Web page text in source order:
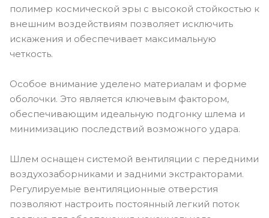
полимер космической эры с высокой стойкостью к
внешним воздействиям позволяет исключить
искажения и обеспечивает максимальную
четкость.
Особое внимание уделено материалам и форме
оболочки. Это является ключевым фактором,
обеспечивающим идеальную подгонку шлема и
минимизацию последствий возможного удара.
Шлем оснащен системой вентиляции с передними
воздухозаборниками и задними экстракторами.
Регулируемые вентиляционные отверстия
позволяют настроить постоянный легкий поток